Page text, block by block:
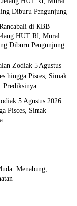
di KBB
HUT RI, Mural
Diburu Pengunjung
5 Agustus 2026:
Pisces, Simak
Menabung,